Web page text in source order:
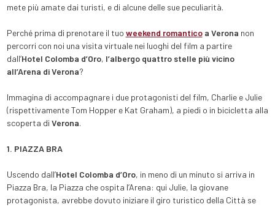
mete più amate dai turisti, e di alcune delle sue peculiarità.
Perché prima di prenotare il tuo weekend romanticoa Verona non
percorri con noi una visita virtuale nei luoghi del film a partire
dall’Hotel Colomba d’Oro, l’albergo quattro stelle più vicino
all’Arena di Verona?
Immagina di accompagnare i due protagonisti del film, Charlie e Julie
(rispettivamente Tom Hopper e Kat Graham), a piedi o in bicicletta alla
scoperta di Verona.
1. PIAZZA BRA
Uscendo dall’Hotel Colomba d’Oro, in meno di un minuto si arriva in
Piazza Bra, la Piazza che ospita l’Arena: qui Julie, la giovane
protagonista, avrebbe dovuto iniziare il giro turistico della Città se